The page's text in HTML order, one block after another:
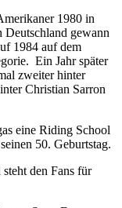
1980 in
Deutschland gewann
1984 auf dem
Ein Jahr später
zweiter hinter
Christian Sarron
eine Riding School
50. Geburtstag.
den Fans für